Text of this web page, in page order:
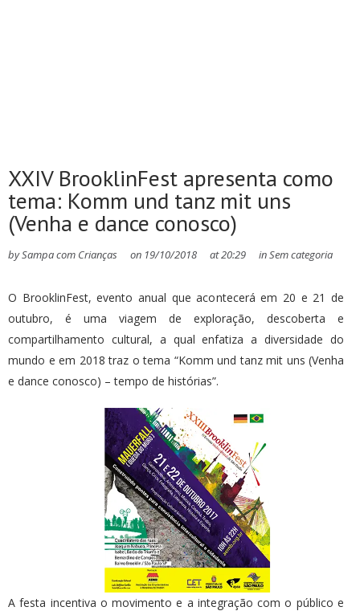
XXIV BrooklinFest apresenta como
tema: Komm und tanz mit uns
(Venha e dance conosco)
bySampa com Crianças on 19/10/2018 at20:29 inSem categoria
O BrooklinFest, evento anual que acontecerá em 20 e 21 de
outubro, é uma viagem de exploração, descoberta e
compartilhamento cultural, a qual enfatiza a diversidade do
mundo e em 2018 traz o tema “Komm und tanz mit uns (Venha
e dance conosco) – tempo de histórias”.
A festa incentiva o movimento e a integração com o público e